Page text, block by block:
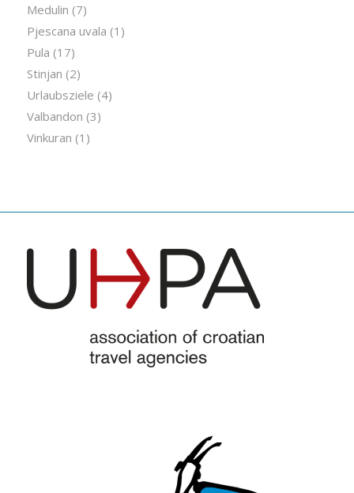
Medulin (7)
Pjescana uvala (1)
Pula (17)
Stinjan (2)
Urlaubsziele (4)
Valbandon (3)
Vinkuran (1)